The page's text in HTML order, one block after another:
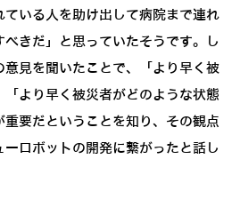
ている人を助け出して病院まで連れ
きだ」と思っていたそうです。し
意見を聞いたことで、「より早く被
より早く被災者がどのような状態
要だということを知り、その観点
ロボットの開発に繋がったと話し